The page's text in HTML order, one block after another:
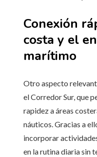
Conexión
costa y el
marítimo
Otro aspecto
el Corredor Sur, que
rapidez a áreas
náuticos. Gracias a
incorporar
en la rutina diaria sin